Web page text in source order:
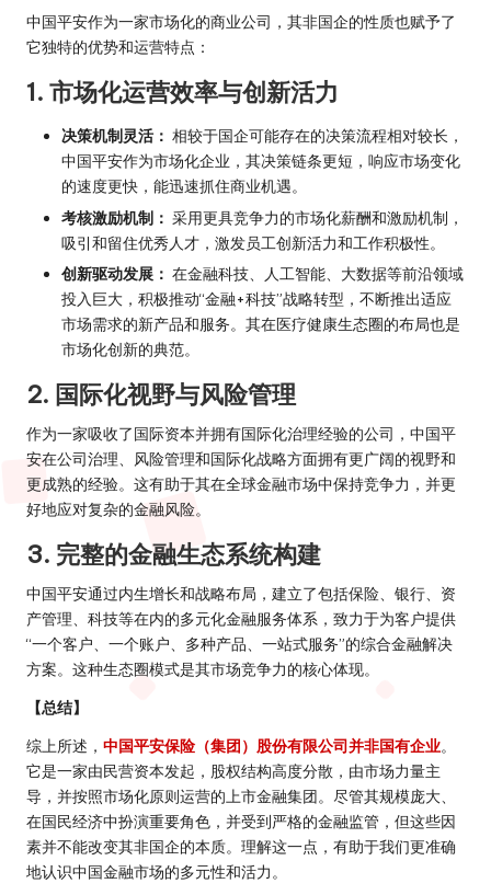
中国平安作为一家市场化的商业公司，其非国企的性质也赋予了
它独特的优势和运营特点：
1. 市场化运营效率与创新活力
决策机制灵活： 相较于国企可能存在的决策流程相对较长，
中国平安作为市场化企业，其决策链条更短，响应市场变化
的速度更快，能迅速抓住商业机遇。
考核激励机制： 采用更具竞争力的市场化薪酬和激励机制，
吸引和留住优秀人才，激发员工创新活力和工作积极性。
创新驱动发展： 在金融科技、人工智能、大数据等前沿领域
投入巨大，积极推动“金融+科技”战略转型，不断推出适应
市场需求的新产品和服务。其在医疗健康生态圈的布局也是
市场化创新的典范。
2. 国际化视野与风险管理
作为一家吸收了国际资本并拥有国际化治理经验的公司，中国平
安在公司治理、风险管理和国际化战略方面拥有更广阔的视野和
更成熟的经验。这有助于其在全球金融市场中保持竞争力，并更
好地应对复杂的金融风险。
3. 完整的金融生态系统构建
中国平安通过内生增长和战略布局，建立了包括保险、银行、资
产管理、科技等在内的多元化金融服务体系，致力于为客户提供
“一个客户、一个账户、多种产品、一站式服务”的综合金融解决
方案。这种生态圈模式是其市场竞争力的核心体现。
【总结】
综上所述， 中国平安保险（集团）股份有限公司并非国有企业。
它是一家由民营资本发起，股权结构高度分散，由市场力量主
导，并按照市场化原则运营的上市金融集团。尽管其规模庞大、
在国民经济中扮演重要角色，并受到严格的金融监管，但这些因
素并不能改变其非国企的本质。理解这一点，有助于我们更准确
地认识中国金融市场的多元性和活力。